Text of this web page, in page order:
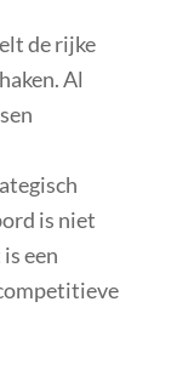
de rijke
Al
is niet
een